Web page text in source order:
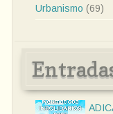
Urbanismo (69)